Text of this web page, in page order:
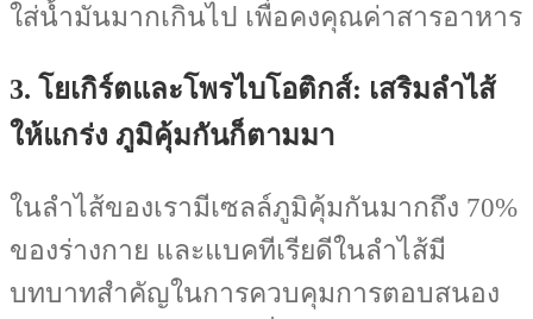
ใส่น้ำมันมากเกินไป เพื่อคงคุณค่าสารอาหาร
3. โยเกิร์ตและโพรไบโอติกส์: เสริมลำไส้
ให้แกร่ง ภูมิคุ้มกันก็ตามมา
ในลำไส้ของเรามีเซลล์ภูมิคุ้มกันมากถึง 70%
ของร่างกาย และแบคทีเรียดีในลำไส้มี
บทบาทสำคัญในการควบคุมการตอบสนอง